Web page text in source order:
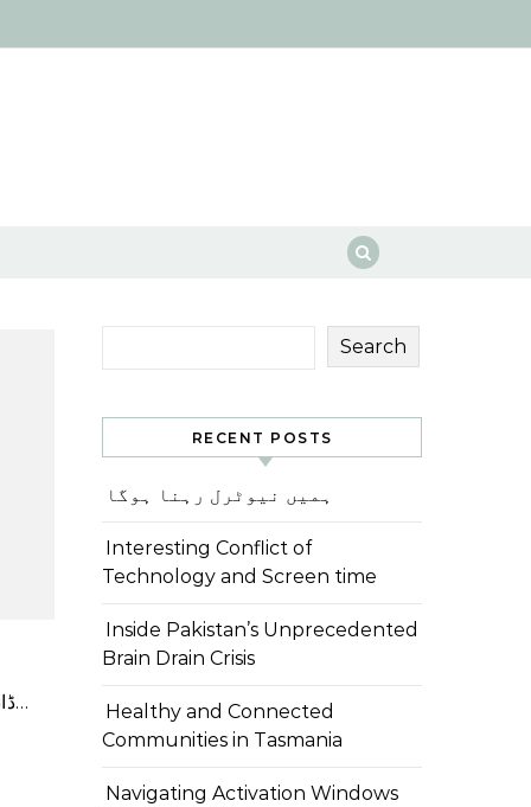
ڈانس کرنے والی انٹرنیٹ سنسنیشن عائشہ مانو، جو کلاسک گانے پر اپنے وائرل ڈانس پرفارمنس سے شہرت حاصل کر گئی…
Search
RECENT POSTS
ہمیں نیوٹرل رہنا ہوگا
Interesting Conflict of
Technology and Screen time
Inside Pakistan’s Unprecedented
Brain Drain Crisis
Healthy and Connected
Communities in Tasmania
Navigating Activation Windows